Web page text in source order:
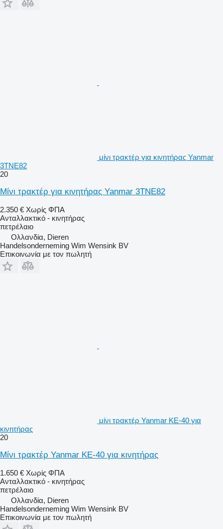
μίνι τρακτέρ για κινητήρας Yanmar
3TNE82
20
Μίνι τρακτέρ για κινητήρας Yanmar 3TNE82
2.350 € Χωρίς ΦΠΑ
Ανταλλακτικό - κινητήρας
πετρέλαιο
Ολλανδία, Dieren
Handelsonderneming Wim Wensink BV
Επικοινωνία με τον πωλητή
μίνι τρακτέρ Yanmar KE-40 για
κινητήρας
20
Μίνι τρακτέρ Yanmar KE-40 για κινητήρας
1.650 € Χωρίς ΦΠΑ
Ανταλλακτικό - κινητήρας
πετρέλαιο
Ολλανδία, Dieren
Handelsonderneming Wim Wensink BV
Επικοινωνία με τον πωλητή